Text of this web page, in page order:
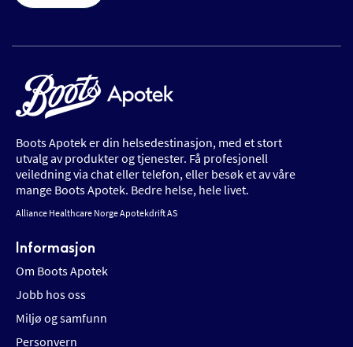
Boots Apotek er din helsedestinasjon, med et stort
utvalg av produkter og tjenester. Få profesjonell
veiledning via chat eller telefon, eller besøk et av våre
mange Boots Apotek. Bedre helse, hele livet.
Alliance Healthcare Norge Apotekdrift AS
Informasjon
Om Boots Apotek
Jobb hos oss
Miljø og samfunn
Personvern